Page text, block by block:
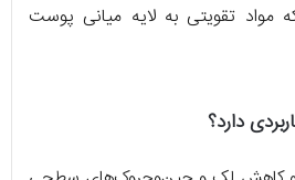
تقویتی به لایه میانی پوست
دارد؟